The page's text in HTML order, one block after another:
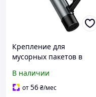
Крепление для
мусорных пакетов в
Garbage Bag for Back
Seat of Cars CRLJD-C01
В наличии
от56₴/мес